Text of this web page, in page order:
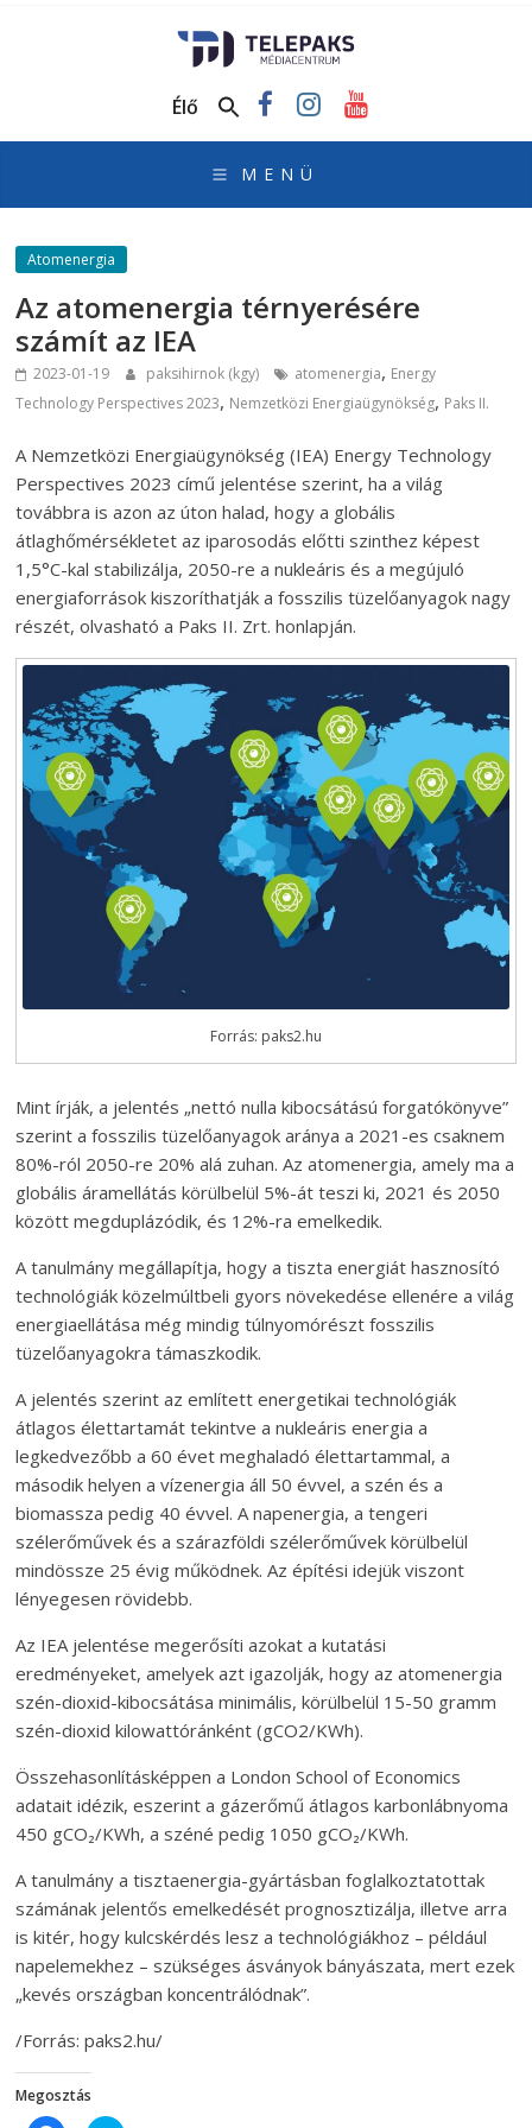
Médiacentrum
honlapja
Élő
Atomenergia
Az atomenergia térnyerésére
számít az IEA
2023-01-19 paksihirnok (kgy) atomenergia, Energy
Technology Perspectives 2023, Nemzetközi Energiaügynökség, Paks II.
A Nemzetközi Energiaügynökség (IEA) Energy Technology
Perspectives 2023 című jelentése szerint, ha a világ
továbbra is azon az úton halad, hogy a globális
átlaghőmérsékletet az iparosodás előtti szinthez képest
1,5°C-kal stabilizálja, 2050-re a nukleáris és a megújuló
energiaforrások kiszoríthatják a fosszilis tüzelőanyagok nagy
részét, olvasható a Paks II. Zrt. honlapján.
Forrás: paks2.hu
Mint írják, a jelentés „nettó nulla kibocsátású forgatókönyve”
szerint a fosszilis tüzelőanyagok aránya a 2021-es csaknem
80%-ról 2050-re 20% alá zuhan. Az atomenergia, amely ma a
globális áramellátás körülbelül 5%-át teszi ki, 2021 és 2050
között megduplázódik, és 12%-ra emelkedik.
A tanulmány megállapítja, hogy a tiszta energiát hasznosító
technológiák közelmúltbeli gyors növekedése ellenére a világ
energiaellátása még mindig túlnyomórészt fosszilis
tüzelőanyagokra támaszkodik.
A jelentés szerint az említett energetikai technológiák
átlagos élettartamát tekintve a nukleáris energia a
legkedvezőbb a 60 évet meghaladó élettartammal, a
második helyen a vízenergia áll 50 évvel, a szén és a
biomassza pedig 40 évvel. A napenergia, a tengeri
szélerőművek és a szárazföldi szélerőművek körülbelül
mindössze 25 évig működnek. Az építési idejük viszont
lényegesen rövidebb.
Az IEA jelentése megerősíti azokat a kutatási
eredményeket, amelyek azt igazolják, hogy az atomenergia
szén-dioxid-kibocsátása minimális, körülbelül 15-50 gramm
szén-dioxid kilowattóránként (gCO2/KWh).
Összehasonlításképpen a London School of Economics
adatait idézik, eszerint a gázerőmű átlagos karbonlábnyoma
450 gCO₂/KWh, a széné pedig 1050 gCO₂/KWh.
A tanulmány a tisztaenergia-gyártásban foglalkoztatottak
számának jelentős emelkedését prognosztizálja, illetve arra
is kitér, hogy kulcskérdés lesz a technológiákhoz – például
napelemekhez – szükséges ásványok bányászata, mert ezek
„kevés országban koncentrálódnak”.
/Forrás: paks2.hu/
Megosztás